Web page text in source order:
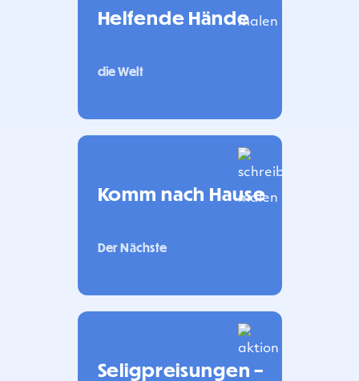
Helfende Hände
die Welt
Komm nach Hause
Der Nächste
Seligpreisungen –